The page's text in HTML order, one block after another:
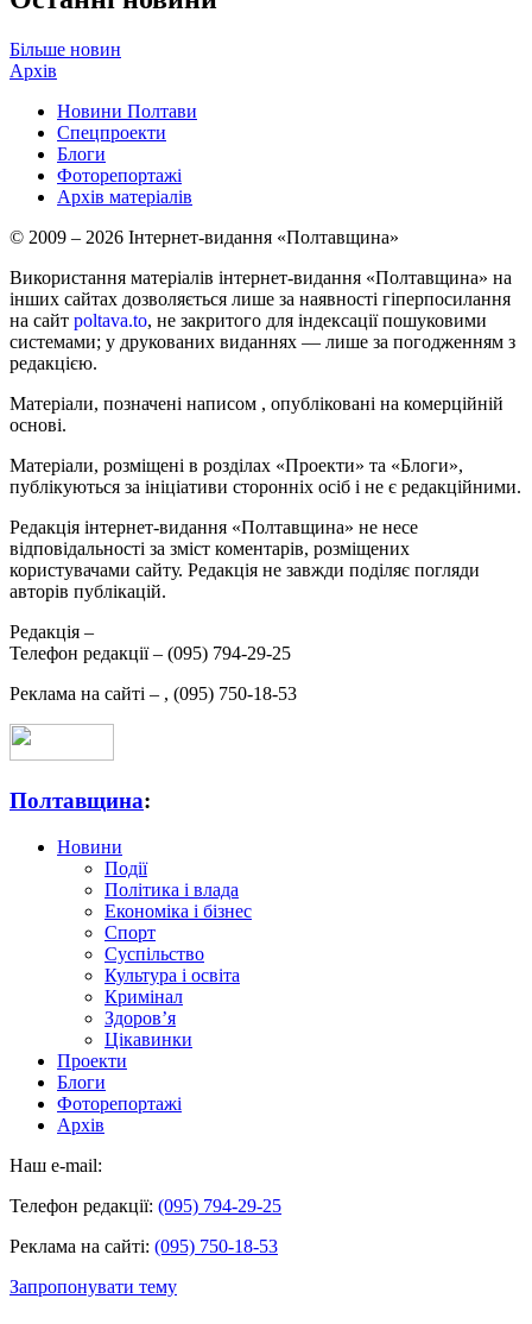
Більше новин
Архів
Новини Полтави
Спецпроекти
Блоги
Фоторепортажі
Архів матеріалів
© 2009 – 2026 Інтернет-видання «Полтавщина»
Використання матеріалів інтернет-видання «Полтавщина» на
інших сайтах дозволяється лише за наявності гіперпосилання
на сайт poltava.to, не закритого для індексації пошуковими
системами; у друкованих виданнях — лише за погодженням з
редакцією.
Матеріали, позначені написом , опубліковані на комерційній
основі.
Матеріали, розміщені в розділах «Проекти» та «Блоги»,
публікуються за ініціативи сторонніх осіб і не є редакційними.
Редакція інтернет-видання «Полтавщина» не несе
відповідальності за зміст коментарів, розміщених
користувачами сайту. Редакція не завжди поділяє погляди
авторів публікацій.
Редакція –
Телефон редакції – (095) 794-29-25
Реклама на сайті – , (095) 750-18-53
Полтавщина:
Новини
Події
Політика і влада
Економіка і бізнес
Спорт
Суспільство
Культура і освіта
Кримінал
Здоров’я
Цікавинки
Проекти
Блоги
Фоторепортажі
Архів
Наш e-mail:
Телефон редакції: (095) 794-29-25
Реклама на сайті: (095) 750-18-53
Запропонувати тему